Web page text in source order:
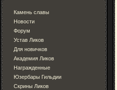
Камень славы
Новости
Форум
Устав Ликов
Для новичков
Академия Ликов
Награжденные
Юзербары Гильдии
Скрины Ликов